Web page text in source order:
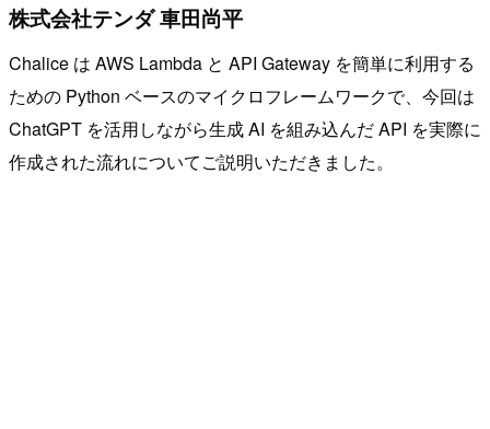
株式会社テンダ 車田尚平
Chalice は AWS Lambda と API Gateway を簡単に利用する
ための Python ベースのマイクロフレームワークで、今回は
ChatGPT を活用しながら生成 AI を組み込んだ API を実際に
作成された流れについてご説明いただきました。